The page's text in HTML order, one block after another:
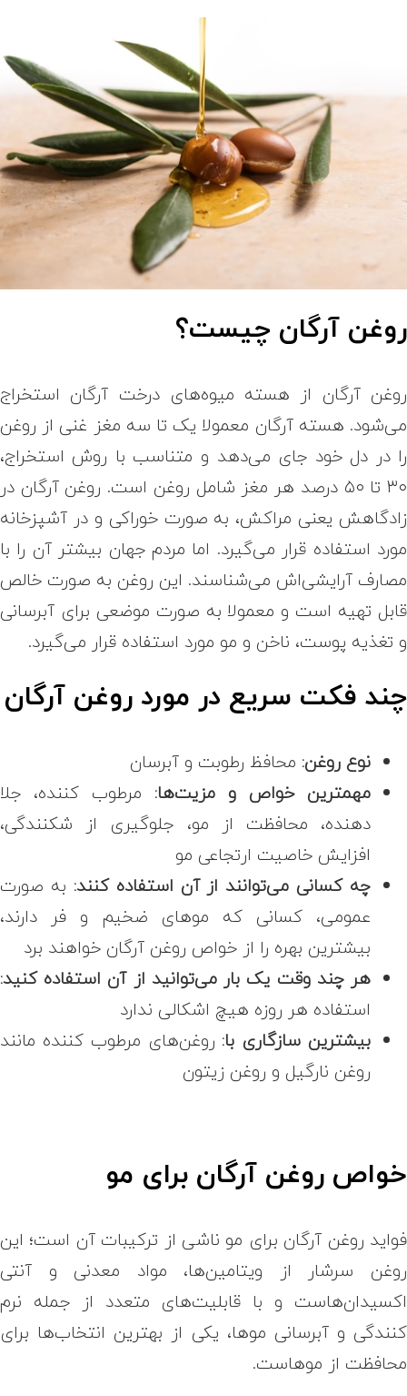
روغن آرگان چیست؟
روغن آرگان از هسته میوه‌های درخت آرگان استخراج
می‌شود. هسته آرگان معمولا یک تا سه مغز غنی از روغن
را در دل خود جای می‌دهد و متناسب با روش استخراج،
۳۰ تا ۵۰ درصد هر مغز شامل روغن است. روغن آرگان در
زادگاهش یعنی مراکش، به صورت خوراکی و در آشپزخانه
مورد استفاده قرار می‌گیرد. اما مردم جهان بیشتر آن را با
مصارف آرایشی‌اش می‌شناسند. این روغن به صورت خالص
قابل تهیه است و معمولا به صورت موضعی برای آبرسانی
و تغذیه پوست، ناخن و مو مورد استفاده قرار می‌گیرد.
چند فکت سریع در مورد روغن آرگان
نوع روغن: محافظ رطوبت و آبرسان
مهمترین خواص و مزیت‌ها: مرطوب کننده، جلا
دهنده، محافظت از مو، جلوگیری از شکنندگی،
افزایش خاصیت ارتجاعی مو
چه کسانی می‌توانند از آن استفاده کنند: به صورت
عمومی، کسانی که موهای ضخیم و فر دارند،
بیشترین بهره را از خواص روغن آرگان خواهند برد
هر چند وقت یک بار می‌توانید از آن استفاده کنید:
استفاده هر روزه هیچ اشکالی ندارد
بیشترین سازگاری با: روغن‌های مرطوب کننده مانند
روغن نارگیل و روغن زیتون
خواص روغن آرگان برای مو
فواید روغن آرگان برای مو ناشی از ترکیبات آن است؛ این
روغن سرشار از ویتامین‌ها، مواد معدنی و آنتی
اکسیدان‌هاست و با قابلیت‌های متعدد از جمله نرم
کنندگی و آبرسانی موها، یکی از بهترین انتخاب‌ها برای
محافظت از موهاست.